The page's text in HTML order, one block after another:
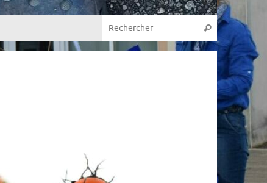
Recherche
Rechercher